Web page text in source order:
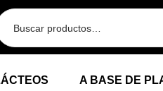
A BASE DE